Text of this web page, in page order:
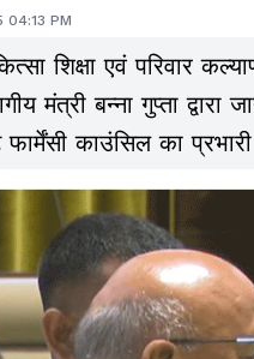
04:13 PM
शिक्षा एवं परिवार
मंत्री बन्ना गुप्ता
काउंसिल का
थे.